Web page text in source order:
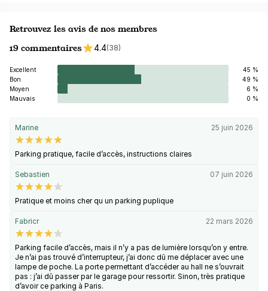
Retrouvez les avis de nos membres
19 commentaires
4.4(38)
Excellent
45 %
Bon
49 %
Moyen
6 %
Mauvais
0 %
Marine 25 juin 2026
Parking pratique, facile d’accès, instructions claires
Sebastien 07 juin 2026
Pratique et moins cher qu un parking puplique
Fabricr 22 mars 2026
Parking facile d’accès, mais il n’y a pas de lumière lorsqu’on y entre.
Je n’ai pas trouvé d’interrupteur, j’ai donc dû me déplacer avec une
lampe de poche. La porte permettant d’accéder au hall ne s’ouvrait
pas : j’ai dû passer par le garage pour ressortir. Sinon, très pratique
d’avoir ce parking à Paris.